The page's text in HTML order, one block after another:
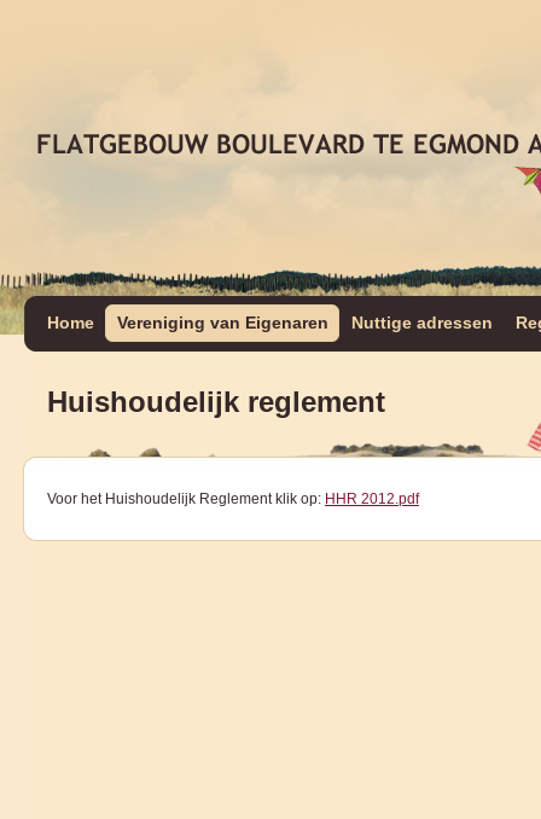
Home Vereniging van Eigenaren Nuttige adressen
Huishoudelijk reglement
Voor het Huishoudelijk Reglement klik op: HHR 2012.pdf